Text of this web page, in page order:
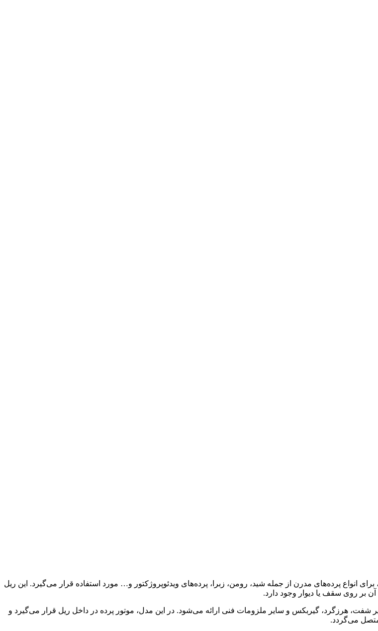
برای انواع پرده‌های مدرن از جمله شید، رومن، زبرا، پرده‌های ویدئوپروژکتور و… مورد استفاده قرار می‌گیرد. این ریل
هرزگرد، گیربکس و سایر ملزومات فنی ارائه می‌شود. در این مدل، موتور پرده در داخل ریل قرار می‌گیرد و
متصل می‌گردد.